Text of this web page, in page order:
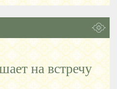
на встречу